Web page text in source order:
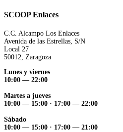
SCOOP Enlaces
C.C. Alcampo Los Enlaces
Avenida de las Estrellas, S/N
Local 27
50012, Zaragoza
Lunes y viernes
10:00 — 22:00
Martes a jueves
10:00 — 15:00 · 17:00 — 22:00
Sábado
10:00 — 15:00 · 17:00 — 21:00